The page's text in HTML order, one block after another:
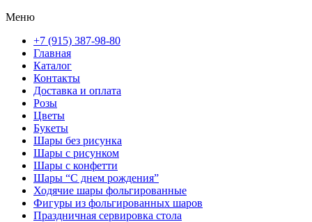
Меню
+7 (915) 387-98-80
Главная
Каталог
Контакты
Доставка и оплата
Розы
Цветы
Букеты
Шары без рисунка
Шары с рисунком
Шары с конфетти
Шары “С днем рождения”
Ходячие шары фольгированные
Фигуры из фольгированных шаров
Праздничная сервировка стола